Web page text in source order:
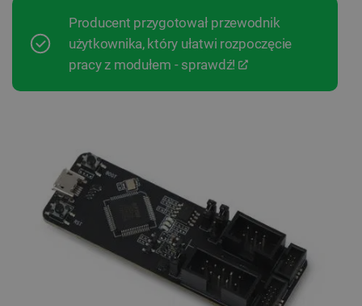
Producent przygotował przewodnik
użytkownika, który ułatwi rozpoczęcie
pracy z modułem - sprawdź!